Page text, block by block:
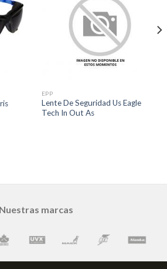
EPP
Lente De Seguridad Us Eagle
Tech In Out As
Nuestras marcas